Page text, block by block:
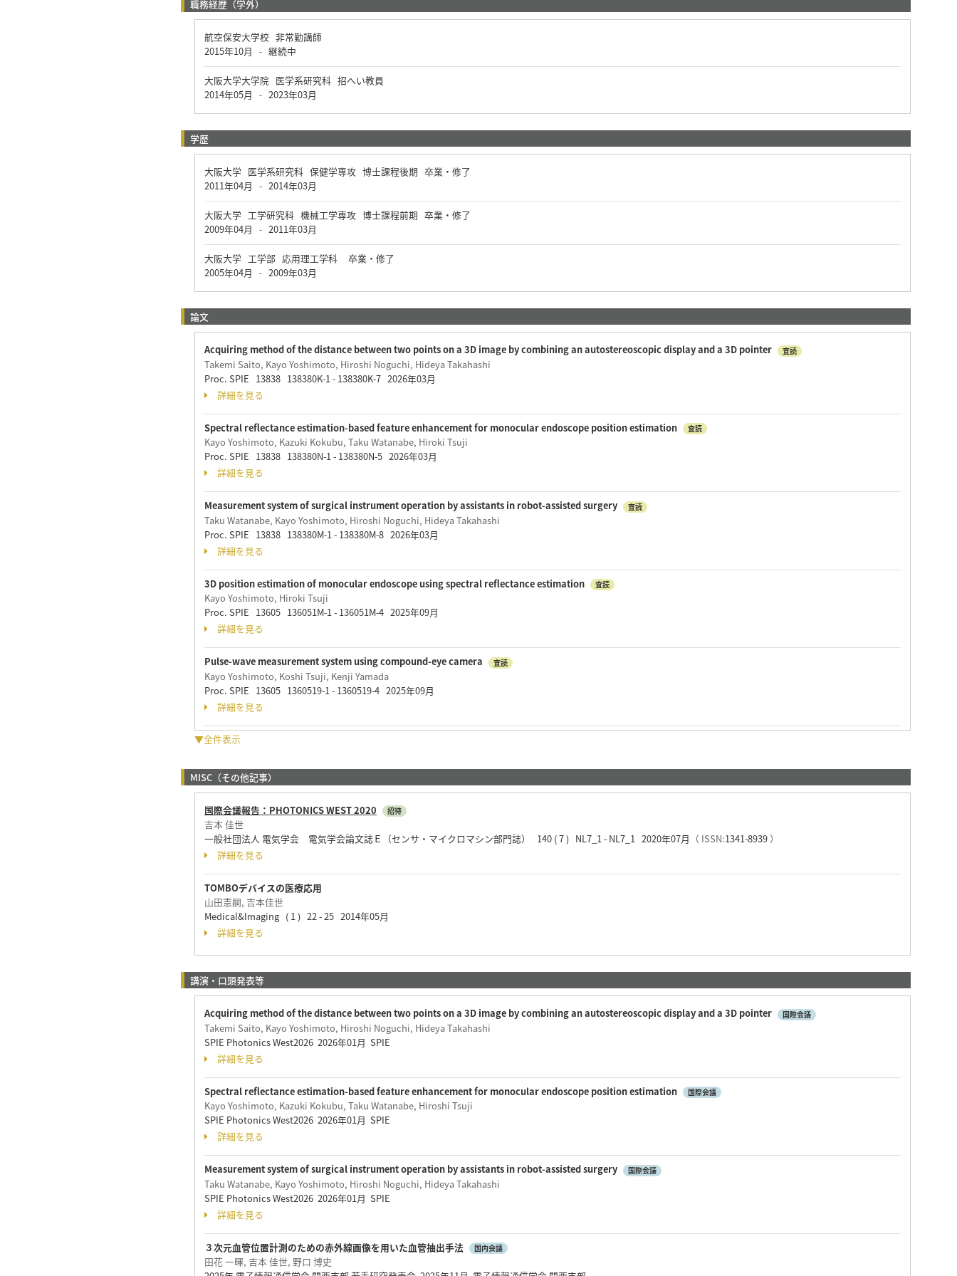
職務経歴（学外）
航空保安大学校 非常勤講師
2015年10月
- 継続中
大阪大学大学院 医学系研究科 招へい教員
2014年05月
- 2023年03月
学歴
大阪大学 医学系研究科 保健学専攻 博士課程後期 卒業・修了
2011年04月
- 2014年03月
大阪大学 工学研究科 機械工学専攻 博士課程前期 卒業・修了
2009年04月
- 2011年03月
大阪大学 工学部 応用理工学科 卒業・修了
2005年04月
- 2009年03月
論文
Acquiring method of the distance between two points on a 3D image by combining an autostereoscopic display and a 3D pointer 査読
Takemi Saito, Kayo Yoshimoto, Hiroshi Noguchi, Hideya Takahashi
Proc. SPIE 13838 138380K-1 - 138380K-7 2026年03月
詳細を見る
Spectral reflectance estimation-based feature enhancement for monocular endoscope position estimation 査読
Kayo Yoshimoto, Kazuki Kokubu, Taku Watanabe, Hiroki Tsuji
Proc. SPIE 13838 138380N-1 - 138380N-5 2026年03月
詳細を見る
Measurement system of surgical instrument operation by assistants in robot-assisted surgery 査読
Taku Watanabe, Kayo Yoshimoto, Hiroshi Noguchi, Hideya Takahashi
Proc. SPIE 13838 138380M-1 - 138380M-8 2026年03月
詳細を見る
3D position estimation of monocular endoscope using spectral reflectance estimation 査読
Kayo Yoshimoto, Hiroki Tsuji
Proc. SPIE 13605 136051M-1 - 136051M-4 2025年09月
詳細を見る
Pulse-wave measurement system using compound-eye camera 査読
Kayo Yoshimoto, Koshi Tsuji, Kenji Yamada
Proc. SPIE 13605 1360519-1 - 1360519-4 2025年09月
詳細を見る
▼全件表示
MISC（その他記事）
国際会議報告：PHOTONICS WEST 2020 招待
吉本 佳世
一般社団法人 電気学会 電気学会論文誌Ｅ（センサ・マイクロマシン部門誌） 140 ( 7 ) NL7_1 - NL7_1 2020年07月 （ ISSN:1341-8939）
詳細を見る
TOMBOデバイスの医療応用
山田憲嗣, 吉本佳世
Medical&Imaging ( 1 ) 22 - 25 2014年05月
詳細を見る
講演・口頭発表等
Acquiring method of the distance between two points on a 3D image by combining an autostereoscopic display and a 3D pointer 国際会議
Takemi Saito, Kayo Yoshimoto, Hiroshi Noguchi, Hideya Takahashi
SPIE Photonics West2026 2026年01月 SPIE
詳細を見る
Spectral reflectance estimation-based feature enhancement for monocular endoscope position estimation 国際会議
Kayo Yoshimoto, Kazuki Kokubu, Taku Watanabe, Hiroshi Tsuji
SPIE Photonics West2026 2026年01月 SPIE
詳細を見る
Measurement system of surgical instrument operation by assistants in robot-assisted surgery 国際会議
Taku Watanabe, Kayo Yoshimoto, Hiroshi Noguchi, Hideya Takahashi
SPIE Photonics West2026 2026年01月 SPIE
詳細を見る
３次元血管位置計測のための赤外線画像を用いた血管抽出手法 国内会議
田花 一暉, 吉本 佳世, 野口 博史